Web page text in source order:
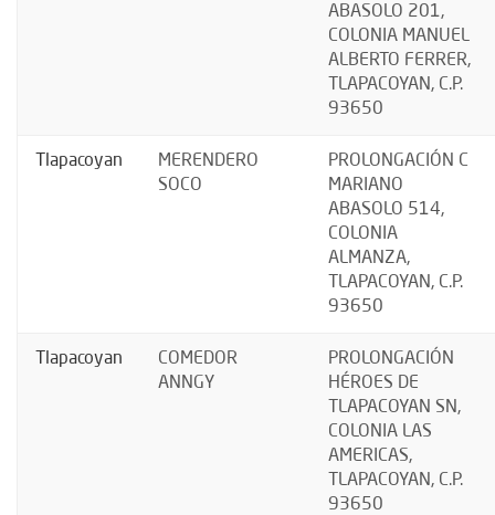
ABASOLO 201,
COLONIA MANUEL
ALBERTO FERRER,
TLAPACOYAN, C.P.
93650
Tlapacoyan
MERENDERO
SOCO
PROLONGACIÓN C
MARIANO
ABASOLO 514,
COLONIA
ALMANZA,
TLAPACOYAN, C.P.
93650
Tlapacoyan
COMEDOR
ANNGY
PROLONGACIÓN
HÉROES DE
TLAPACOYAN SN,
COLONIA LAS
AMERICAS,
TLAPACOYAN, C.P.
93650